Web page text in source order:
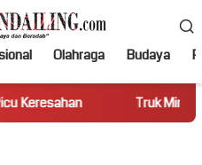
Olahraga Budaya
Truk Miring Hambat Arus